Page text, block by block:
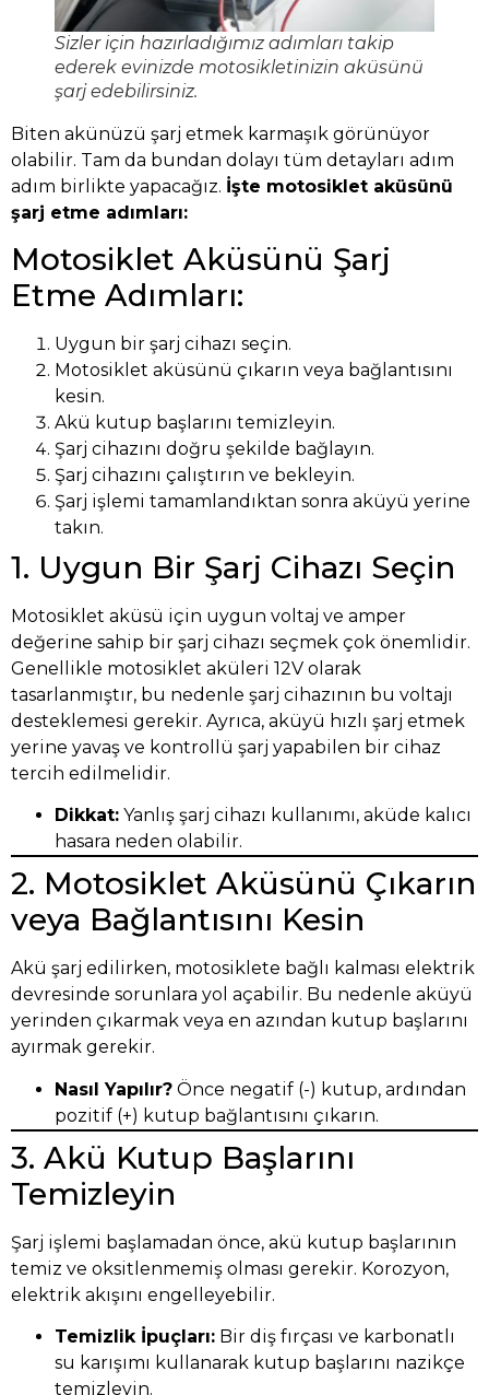
Sizler için hazırladığımız adımları takip
ederek evinizde motosikletinizin aküsünü
şarj edebilirsiniz.
Biten akünüzü şarj etmek karmaşık görünüyor
olabilir. Tam da bundan dolayı tüm detayları adım
adım birlikte yapacağız. İşte motosiklet aküsünü
şarj etme adımları:
Motosiklet Aküsünü Şarj
Etme Adımları:
Uygun bir şarj cihazı seçin.
Motosiklet aküsünü çıkarın veya bağlantısını
kesin.
Akü kutup başlarını temizleyin.
Şarj cihazını doğru şekilde bağlayın.
Şarj cihazını çalıştırın ve bekleyin.
Şarj işlemi tamamlandıktan sonra aküyü yerine
takın.
1. Uygun Bir Şarj Cihazı Seçin
Motosiklet aküsü için uygun voltaj ve amper
değerine sahip bir şarj cihazı seçmek çok önemlidir.
Genellikle motosiklet aküleri 12V olarak
tasarlanmıştır, bu nedenle şarj cihazının bu voltajı
desteklemesi gerekir. Ayrıca, aküyü hızlı şarj etmek
yerine yavaş ve kontrollü şarj yapabilen bir cihaz
tercih edilmelidir.
Dikkat: Yanlış şarj cihazı kullanımı, aküde kalıcı
hasara neden olabilir.
2. Motosiklet Aküsünü Çıkarın
veya Bağlantısını Kesin
Akü şarj edilirken, motosiklete bağlı kalması elektrik
devresinde sorunlara yol açabilir. Bu nedenle aküyü
yerinden çıkarmak veya en azından kutup başlarını
ayırmak gerekir.
Nasıl Yapılır? Önce negatif (-) kutup, ardından
pozitif (+) kutup bağlantısını çıkarın.
3. Akü Kutup Başlarını
Temizleyin
Şarj işlemi başlamadan önce, akü kutup başlarının
temiz ve oksitlenmemiş olması gerekir. Korozyon,
elektrik akışını engelleyebilir.
Temizlik İpuçları: Bir diş fırçası ve karbonatlı
su karışımı kullanarak kutup başlarını nazikçe
temizleyin.